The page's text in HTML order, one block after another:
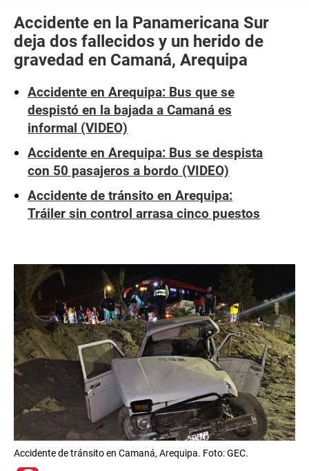
Accidente en la Panamericana Sur
deja dos fallecidos y un herido de
gravedad en Camaná, Arequipa
Accidente en Arequipa: Bus que se
despistó en la bajada a Camaná es
informal (VIDEO)
Accidente en Arequipa: Bus se despista
con 50 pasajeros a bordo (VIDEO)
Accidente de tránsito en Arequipa:
Tráiler sin control arrasa cinco puestos
Accidente de tránsito en Camaná, Arequipa. Foto: GEC.